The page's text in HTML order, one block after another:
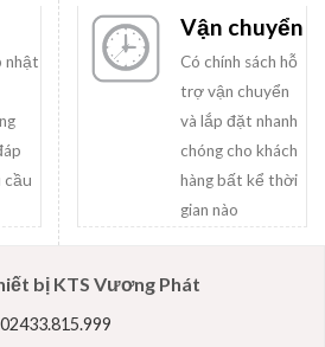
nhật
cầu
Vận chuyển
Có chính sách hỗ
trợ vận chuyển
và lắp đặt nhanh
chóng cho khách
hàng bất kể thời
gian nào
bị KTS Vương Phát